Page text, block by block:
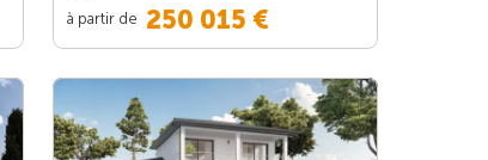
à partir de 250 015 €